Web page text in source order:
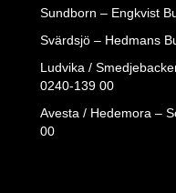
Sundborn – Engkvist
Svärdsjö – Hedmans
Ludvika /
0240-139 00
Avesta / Hedemora –
00